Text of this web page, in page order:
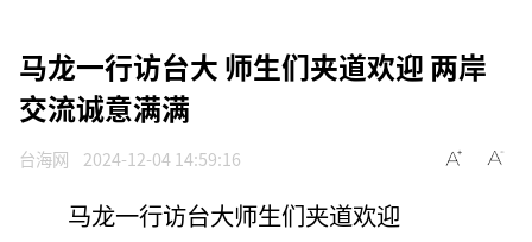
马龙一行访台大 师生们夹道欢迎 两岸
交流诚意满满
台海网 2024-12-04 14:59:16
马龙一行访台大师生们夹道欢迎